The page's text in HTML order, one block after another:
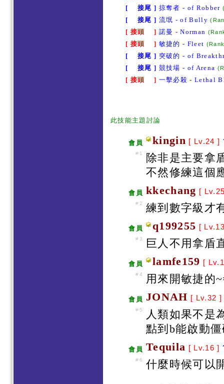
[ 接尾 ] 掠奪者 - of Robber
[ 接尾 ] 流氓 - of Bully
[ 接頭 ] 諾曼 - Norman
[ 接頭 ] 敏捷的 - Fleet
[ 接尾 ] 突破的 - of
[ 接尾 ] 競技場 - of Arena
[ 接頭 ] 一擊必殺 - Lethal
此技能主題討論
會員 kingin [ Lv.24 ]
#1
除非是主要拿
不然修練這個
會員 kkechang [
#2 練到數字級才
會員 q199255 [
#3 巨人不用拿盾
會員 lamfe159 [
#4 用來開敏捷的
會員 JONAH [ Lv.32
#5
人類如果不是
點到b能啟動
會員 Tequila [ Lv.16 ]
#6 什麼時候可以